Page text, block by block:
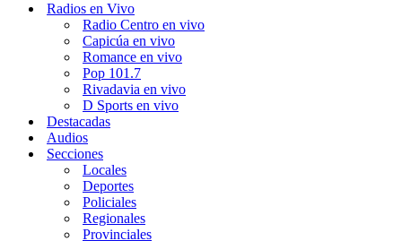
Radios en Vivo
Radio Centro en vivo
Capicúa en vivo
Romance en vivo
Pop 101.7
Rivadavia en vivo
D Sports en vivo
Destacadas
Audios
Secciones
Locales
Deportes
Policiales
Regionales
Provinciales